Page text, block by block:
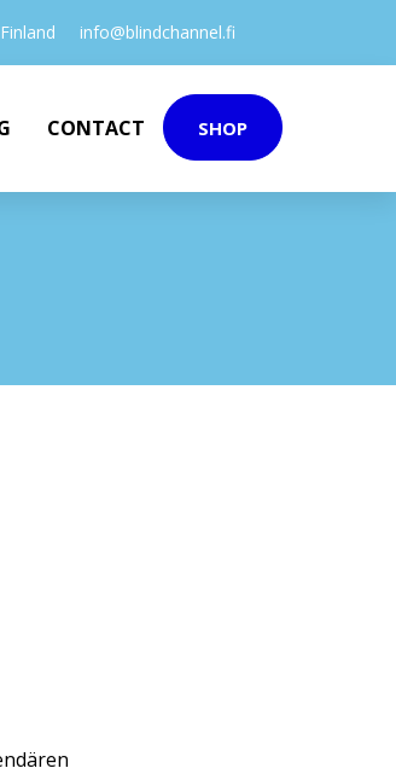
Finland info@blindchannel.fi
CONTACT SHOP